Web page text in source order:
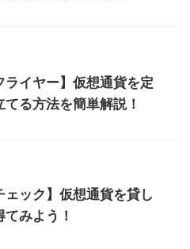
ライヤー】仮想通貨を定
る方法を簡単解説！
ェック】仮想通貨を貸し
みよう！